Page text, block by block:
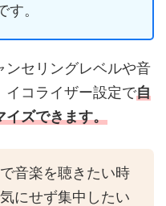
。
ンセリングレベルや音
イコライザー設定で自
イズできます。
音楽を聴きたい時
にせず集中したい